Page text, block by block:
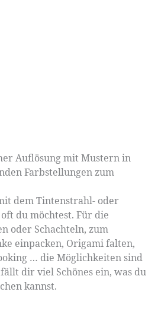
Auflösung mit Mustern in
Farbstellungen zum
dem Tintenstrahl- oder
du möchtest. Für die
oder Schachteln, zum
einpacken, Origami falten,
… die Möglichkeiten sind
dir viel Schönes ein, was du
kannst.